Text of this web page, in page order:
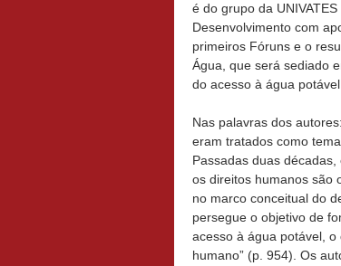
é do grupo da
Desenvolvimento com
primeiros Fóruns e o
Água, que será sediado
do acesso à água
Nas palavras dos
eram tratados como
Passadas duas
os direitos humanos são
no marco conceitual do
persegue o objetivo de
acesso à água potável,
humano” (p. 954). Os